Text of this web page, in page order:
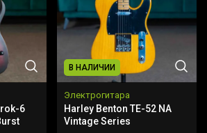
6
В НАЛИЧИИ
Электрогитара
Harley Benton TE-52 NA
Vintage Series